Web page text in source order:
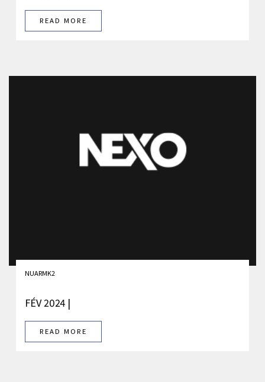
READ MORE
NUARMK2
FÉV 2024 |
READ MORE